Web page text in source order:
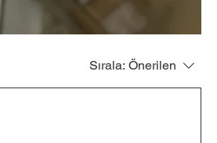
Sırala: Önerilen